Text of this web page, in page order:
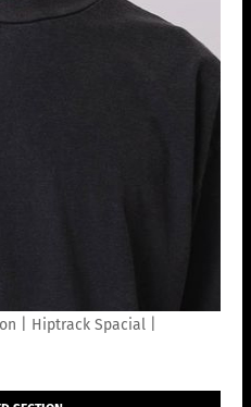
| Hiptrack Spacial |